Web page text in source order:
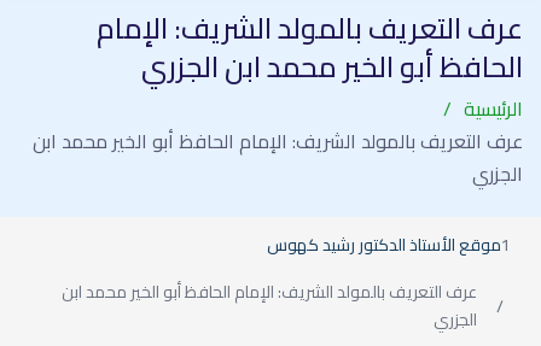
عرف التعريف بالمولد الشريف: الإمام
الحافظ أبو الخير محمد ابن الجزري
الرئيسية
عرف التعريف بالمولد الشريف: الإمام الحافظ أبو الخير محمد ابن
الجزري
موقع الأستاذ الدكتور رشيد كهوس
عرف التعريف بالمولد الشريف: الإمام الحافظ أبو الخير محمد ابن
الجزري